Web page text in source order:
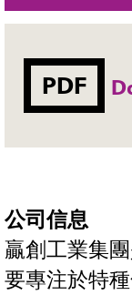
PDF
公司信息
贏創工業集
要專注於特